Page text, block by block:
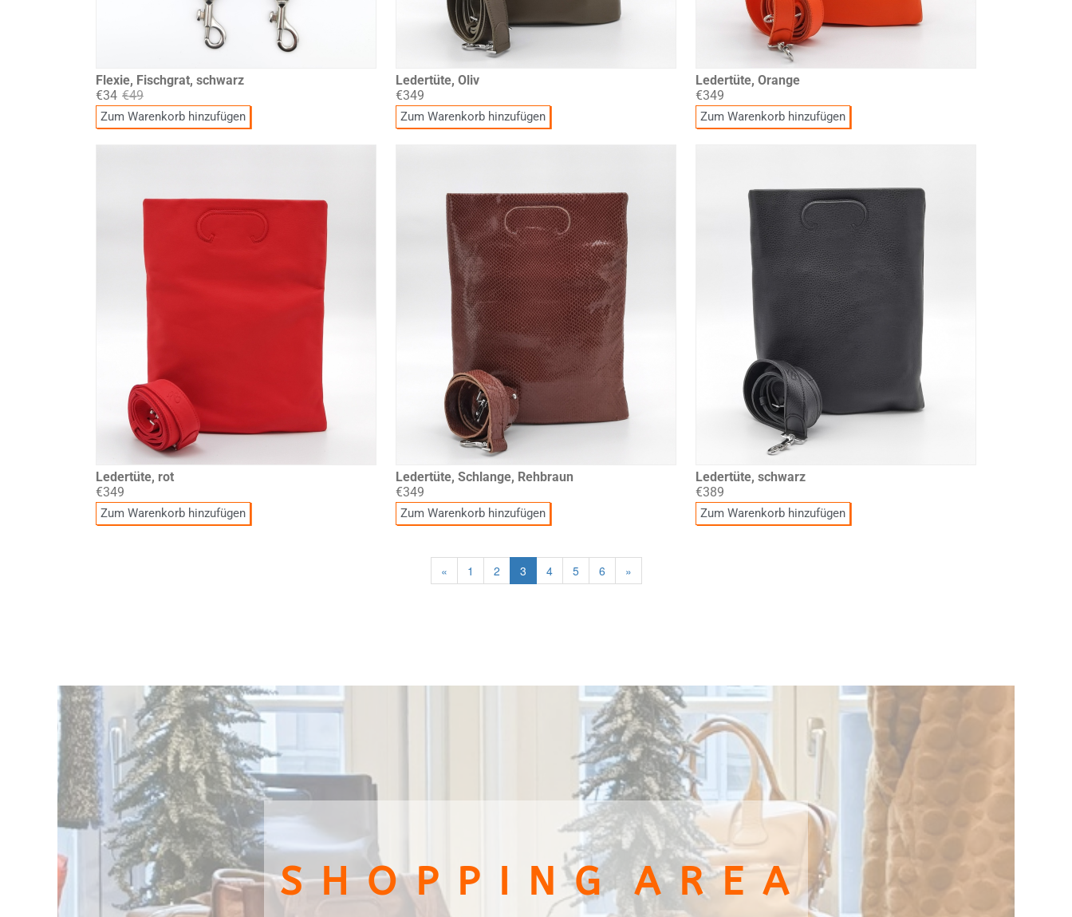
Flexie, Fischgrat, schwarz
€34 €49
Zum Warenkorb hinzufügen
Ledertüte, Oliv
€349
Zum Warenkorb hinzufügen
Ledertüte, Orange
€349
Zum Warenkorb hinzufügen
Ledertüte, rot
€349
Zum Warenkorb hinzufügen
Ledertüte, Schlange, Rehbraun
€349
Zum Warenkorb hinzufügen
Ledertüte, schwarz
€389
Zum Warenkorb hinzufügen
« 1 2 3 4 5 6 »
S H O P P I N G A R E A